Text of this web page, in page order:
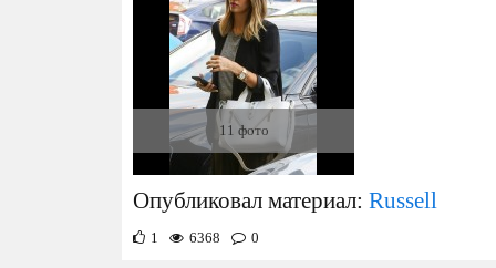
11 фото
Опубликовал материал: Russell
1 6368 0